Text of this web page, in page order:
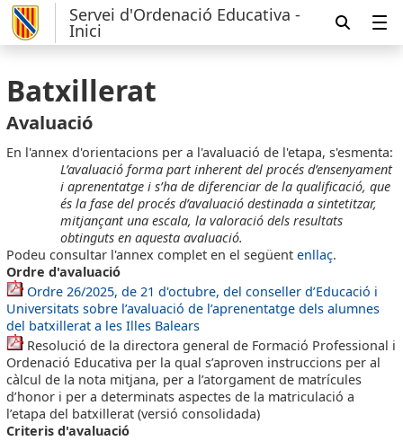
Servei d'Ordenació Educativa -
Inici
Batxillerat
Avaluació
En l'annex d'orientacions per a l'avaluació de l'etapa, s'esmenta:
L’avaluació forma part inherent del procés d’ensenyament
i aprenentatge i s’ha dediferenciar de la qualificació, que
és la fase del procés d’avaluació destinada asintetitzar,
mitjançant una escala, la valoració dels resultats
obtinguts en aquestaavaluació.
Podeu consultar l'annex complet en el següentenllaç.
Ordre d'avaluació
Ordre 26/2025, de 21 d'octubre, del conseller d’Educació i
Universitats sobre l’avaluació de l’aprenentatge dels alumnes
del batxillerat a les Illes Balears
Resolució de la directora general de Formació Professional i
Ordenació Educativa per la qual s’aproven instruccions per al
càlcul de la nota mitjana, per a l’atorgament de matrícules
d’honor i per a determinats aspectes de la matriculació a
l’etapa del batxillerat (versió consolidada)
Criteris d'avaluació